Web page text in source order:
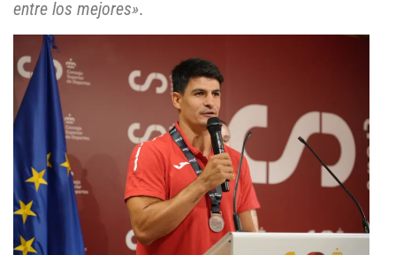
entre los mejores».